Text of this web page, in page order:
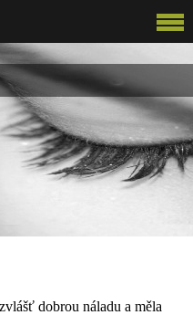
dobrou náladu a měla